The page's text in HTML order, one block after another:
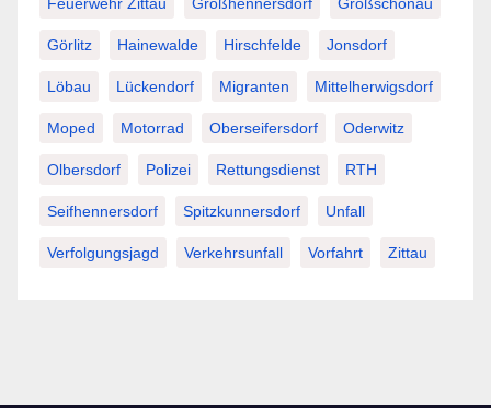
Görlitz Hainewalde Hirschfelde Jonsdorf
Löbau Lückendorf Migranten Mittelherwigsdorf
Moped Motorrad Oberseifersdorf Oderwitz
Olbersdorf Polizei Rettungsdienst RTH
Seifhennersdorf Spitzkunnersdorf Unfall
Verfolgungsjagd Verkehrsunfall Vorfahrt Zittau